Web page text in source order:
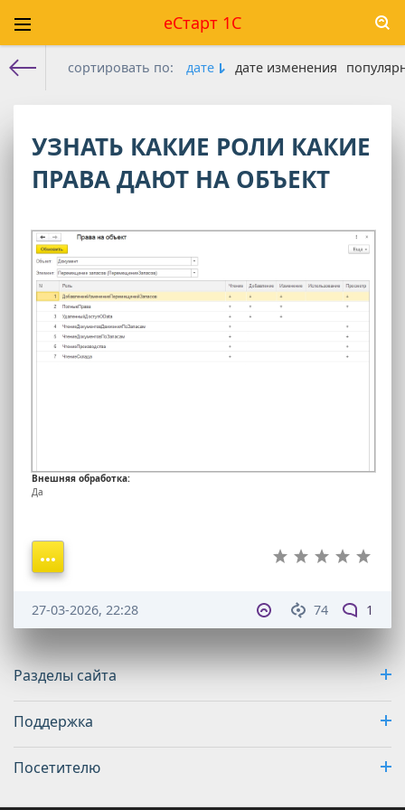
еСтарт 1С
сортировать по: дате дате изменения
УЗНАТЬ КАКИЕ РОЛИ КАКИЕ
ПРАВА ДАЮТ НА ОБЪЕКТ
Внешняя обработка:
Да
74 1
27-03-2026, 22:28
Разделы сайта
Поддержка
Посетителю